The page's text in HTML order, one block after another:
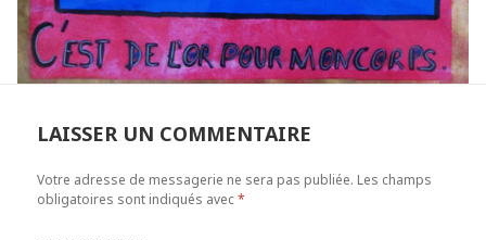
LAISSER UN COMMENTAIRE
Votre adresse de messagerie ne sera pas publiée. Les champs
obligatoires sont indiqués avec*